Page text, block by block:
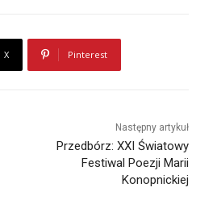
X Pinterest
Następny artykuł
Przedbórz: XXI Światowy
Festiwal Poezji Marii
Konopnickiej